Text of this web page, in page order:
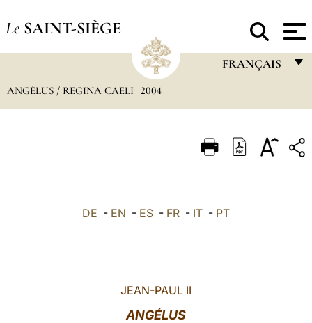
Le SAINT-SIÈGE
FRANÇAIS
ITALIANO
ANGÉLUS / REGINA CAELI 2004
DE - EN - ES - FR - IT - PT
JEAN-PAUL II
ANGÉLUS